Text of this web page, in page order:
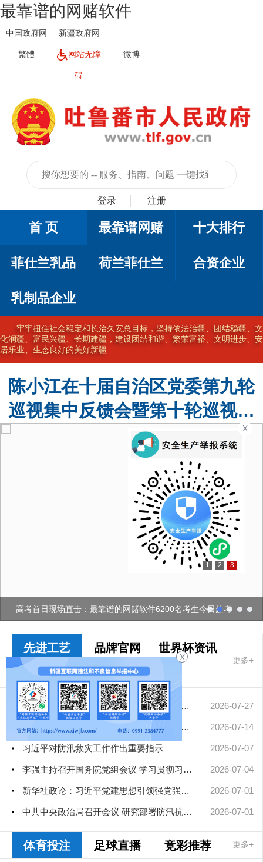
最靠谱的网赌软件
中国政府网 新疆政府网
繁體 网站无障
碍
微博
登录 注册
首 页 最靠谱网赌 十大排行
菲仕兰乳品 荷兰菲仕兰 合资企业
乳制品企业
坚持以习近平新时代中国特色社会主义思想为指导，完整准确贯彻新
时代党的治疆方略，在新时代新征程上奋力建设美好新疆
陈小江在十届自治区党委第九轮
巡视集中反馈会暨第十轮巡视动
员部署会上强调 不断提高巡视的
震慑力穿透力推动力 为建设社会
主义现代化新疆提供坚强政治保
障
习近平："老"是我们的财富，"小"是我们的未...
先进工艺 品牌官网 世界杯资讯
最靠谱的网赌
软件要闻
更多+
擦亮中华文明重要名片——习近平文化思想引领中国世界遗产申报保... 2026-07-27
凝聚起建设社会主义现代化新疆的磅礴力量——新疆各地认真学习贯... 2026-07-14
习近平对防汛救灾工作作出重要指示 2026-07-07
李强主持召开国务院党组会议 学习贯彻习近平总书记在庆祝中国共产... 2026-07-04
新华社政论：习近平党建思想引领强党强国新征程——写在中国共产... 2026-07-01
中共中央政治局召开会议 研究部署防汛抗旱工作 中共中央总书记习... 2026-07-01
体育投注 足球直播 竞彩推荐 更多+
1 2 3
X
X